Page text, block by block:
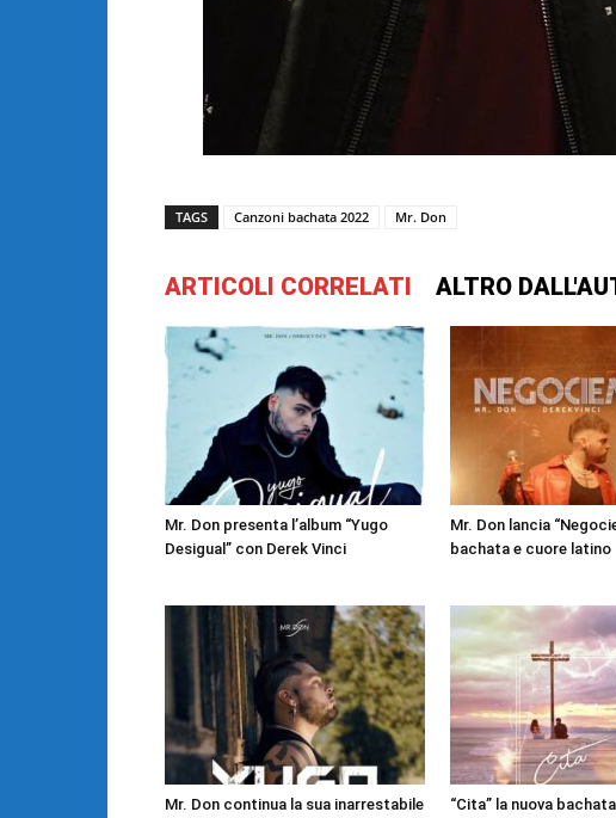
TAGS Canzoni bachata 2022 Mr. Don
ARTICOLI CORRELATI ALTRO
Mr. Don presenta l’album “Yugo
Desigual” con Derek Vinci
Mr. Don lancia
bachata e cuore latino
Mr. Don continua la sua inarrestabile
“Cita” la nuova